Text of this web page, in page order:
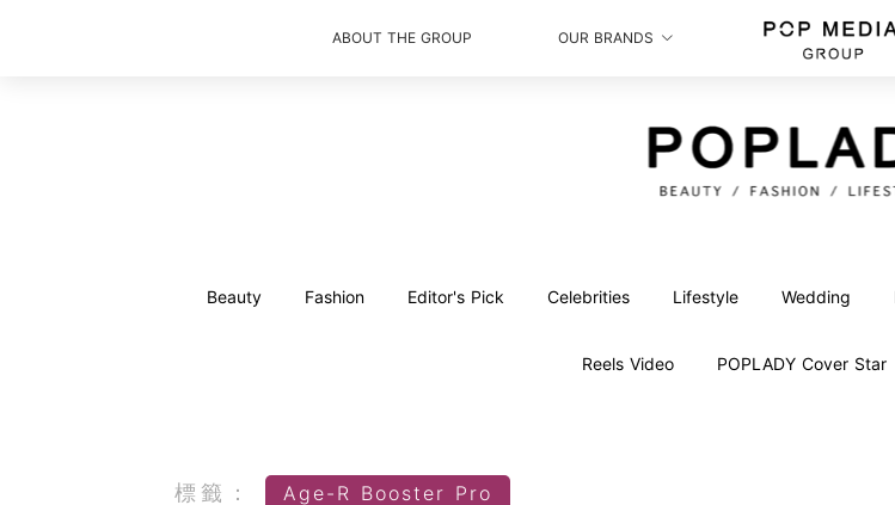
ABOUT THE GROUP OUR BRANDS
Beauty Fashion Editor's Pick Celebrities Lifestyle Wedding
Reels Video POPLADY Cover Star
標籤： Age-R Booster Pro